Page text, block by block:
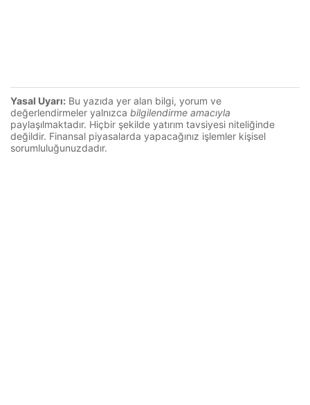
Yasal Uyarı: Bu yazıda yer alan bilgi, yorum ve
değerlendirmeler yalnızca bilgilendirme amacıyla
paylaşılmaktadır. Hiçbir şekilde yatırım tavsiyesi niteliğinde
değildir. Finansal piyasalarda yapacağınız işlemler kişisel
sorumluluğunuzdadır.